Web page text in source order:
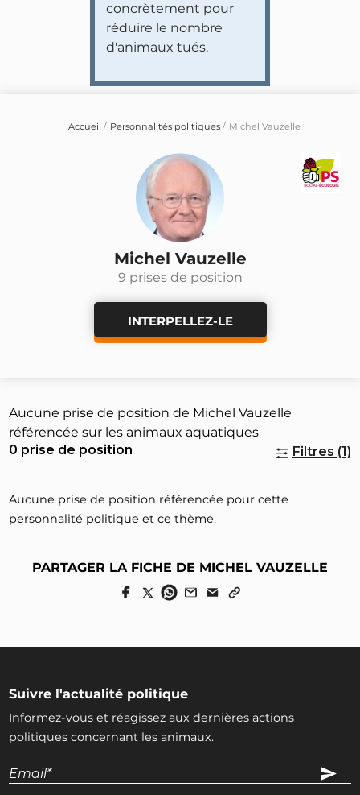
concrètement pour
réduire le nombre
d'animaux tués.
Accueil Personnalités politiques Michel Vauzelle
Michel Vauzelle
9 prises de position
INTERPELLEZ-LE
Aucune prise de position de Michel Vauzelle
référencée sur les animaux aquatiques
0 prise de position
Filtres (1)
Aucune prise de position référencée pour cette
personnalité politique et ce thème.
PARTAGER LA FICHE DE MICHEL VAUZELLE
Suivre l'actualité politique
Informez-vous et réagissez aux dernières actions
politiques concernant les animaux.